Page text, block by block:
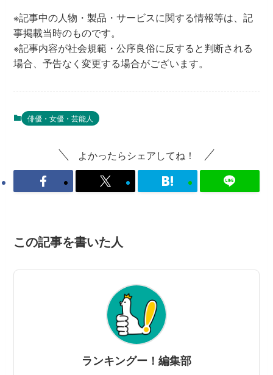
※記事中の人物・製品・サービスに関する情報等は、記
事掲載当時のものです。
※記事内容が社会規範・公序良俗に反すると判断される
場合、予告なく変更する場合がございます。
俳優・女優・芸能人
よかったらシェアしてね！
この記事を書いた人
ランキングー！編集部